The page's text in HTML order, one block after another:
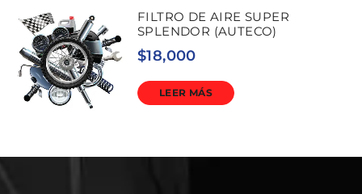
FILTRO DE AIRE SUPER
SPLENDOR (AUTECO)
$18,000
LEER MÁS